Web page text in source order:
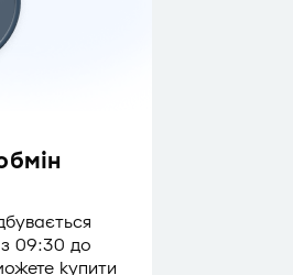
з 09:30 до
купити